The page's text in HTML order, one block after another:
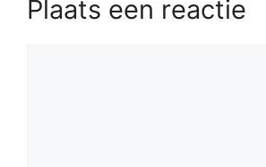
Plaats een reactie